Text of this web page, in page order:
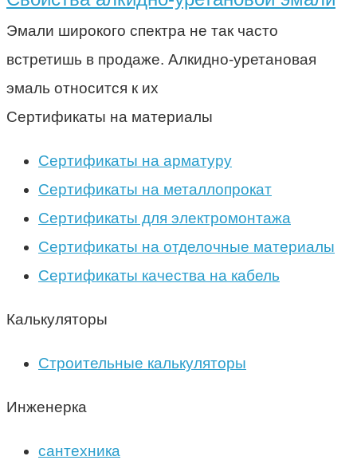
Эмали широкого спектра не так часто
встретишь в продаже. Алкидно-уретановая
эмаль относится к их
Сертификаты на материалы
Сертификаты на арматуру
Сертификаты на металлопрокат
Сертификаты для электромонтажа
Сертификаты на отделочные материалы
Сертификаты качества на кабель
Калькуляторы
Строительные калькуляторы
Инженерка
сантехника